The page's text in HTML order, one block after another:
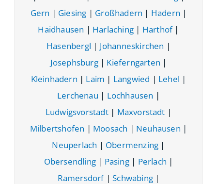
Gern | Giesing | Großhadern | Hadern |
Haidhausen | Harlaching | Harthof|
Hasenbergl | Johanneskirchen |
Josephsburg| Kieferngarten |
Kleinhadern | Laim | Langwied | Lehel |
Lerchenau | Lochhausen |
Ludwigsvorstadt| Maxvorstadt |
Milbertshofen | Moosach | Neuhausen |
Neuperlach | Obermenzing |
Obersendling | Pasing| Perlach |
Ramersdorf|Schwabing |